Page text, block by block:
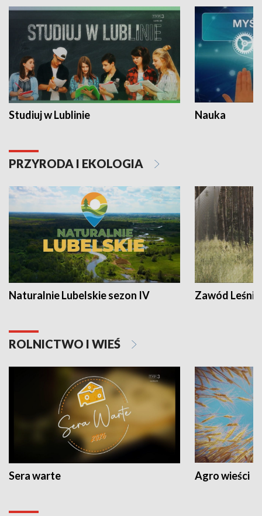
Studiuj w Lublinie Nauka
PRZYRODA I EKOLOGIA
Naturalnie Lubelskie sezon IV Zawód Leśnik
ROLNICTWO I WIEŚ
Sera warte Agro wieści